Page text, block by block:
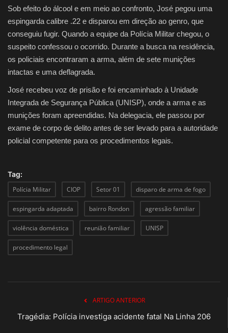
Sob efeito do álcool e em meio ao confronto, José pegou uma
espingarda calibre .22 e disparou em direção ao genro, que
conseguiu fugir. Quando a equipe da Polícia Militar chegou, o
suspeito confessou o ocorrido. Durante a busca na residência,
os policiais encontraram a arma, além de sete munições
intactas e uma deflagrada.
José recebeu voz de prisão e foi encaminhado à Unidade
Integrada de Segurança Pública (UNISP), onde a arma e as
munições foram apreendidas. Na delegacia, ele passou por
exame de corpo de delito antes de ser levado para a autoridade
policial competente para os procedimentos legais.
Tag:
Polícia Militar
CIOP Setor 01 disparo de arma de fogo
espingarda adaptada bairro Rondon agressão familiar
violência doméstica reunião familiar UNISP
procedimento legal
ARTIGO ANTERIOR
Tragédia: Polícia investiga acidente fatal Na Linha 206